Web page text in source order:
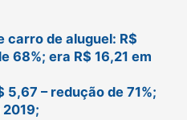
carro de aluguel: R$
68%; era R$ 16,21 em
5,67 – redução de 71%;